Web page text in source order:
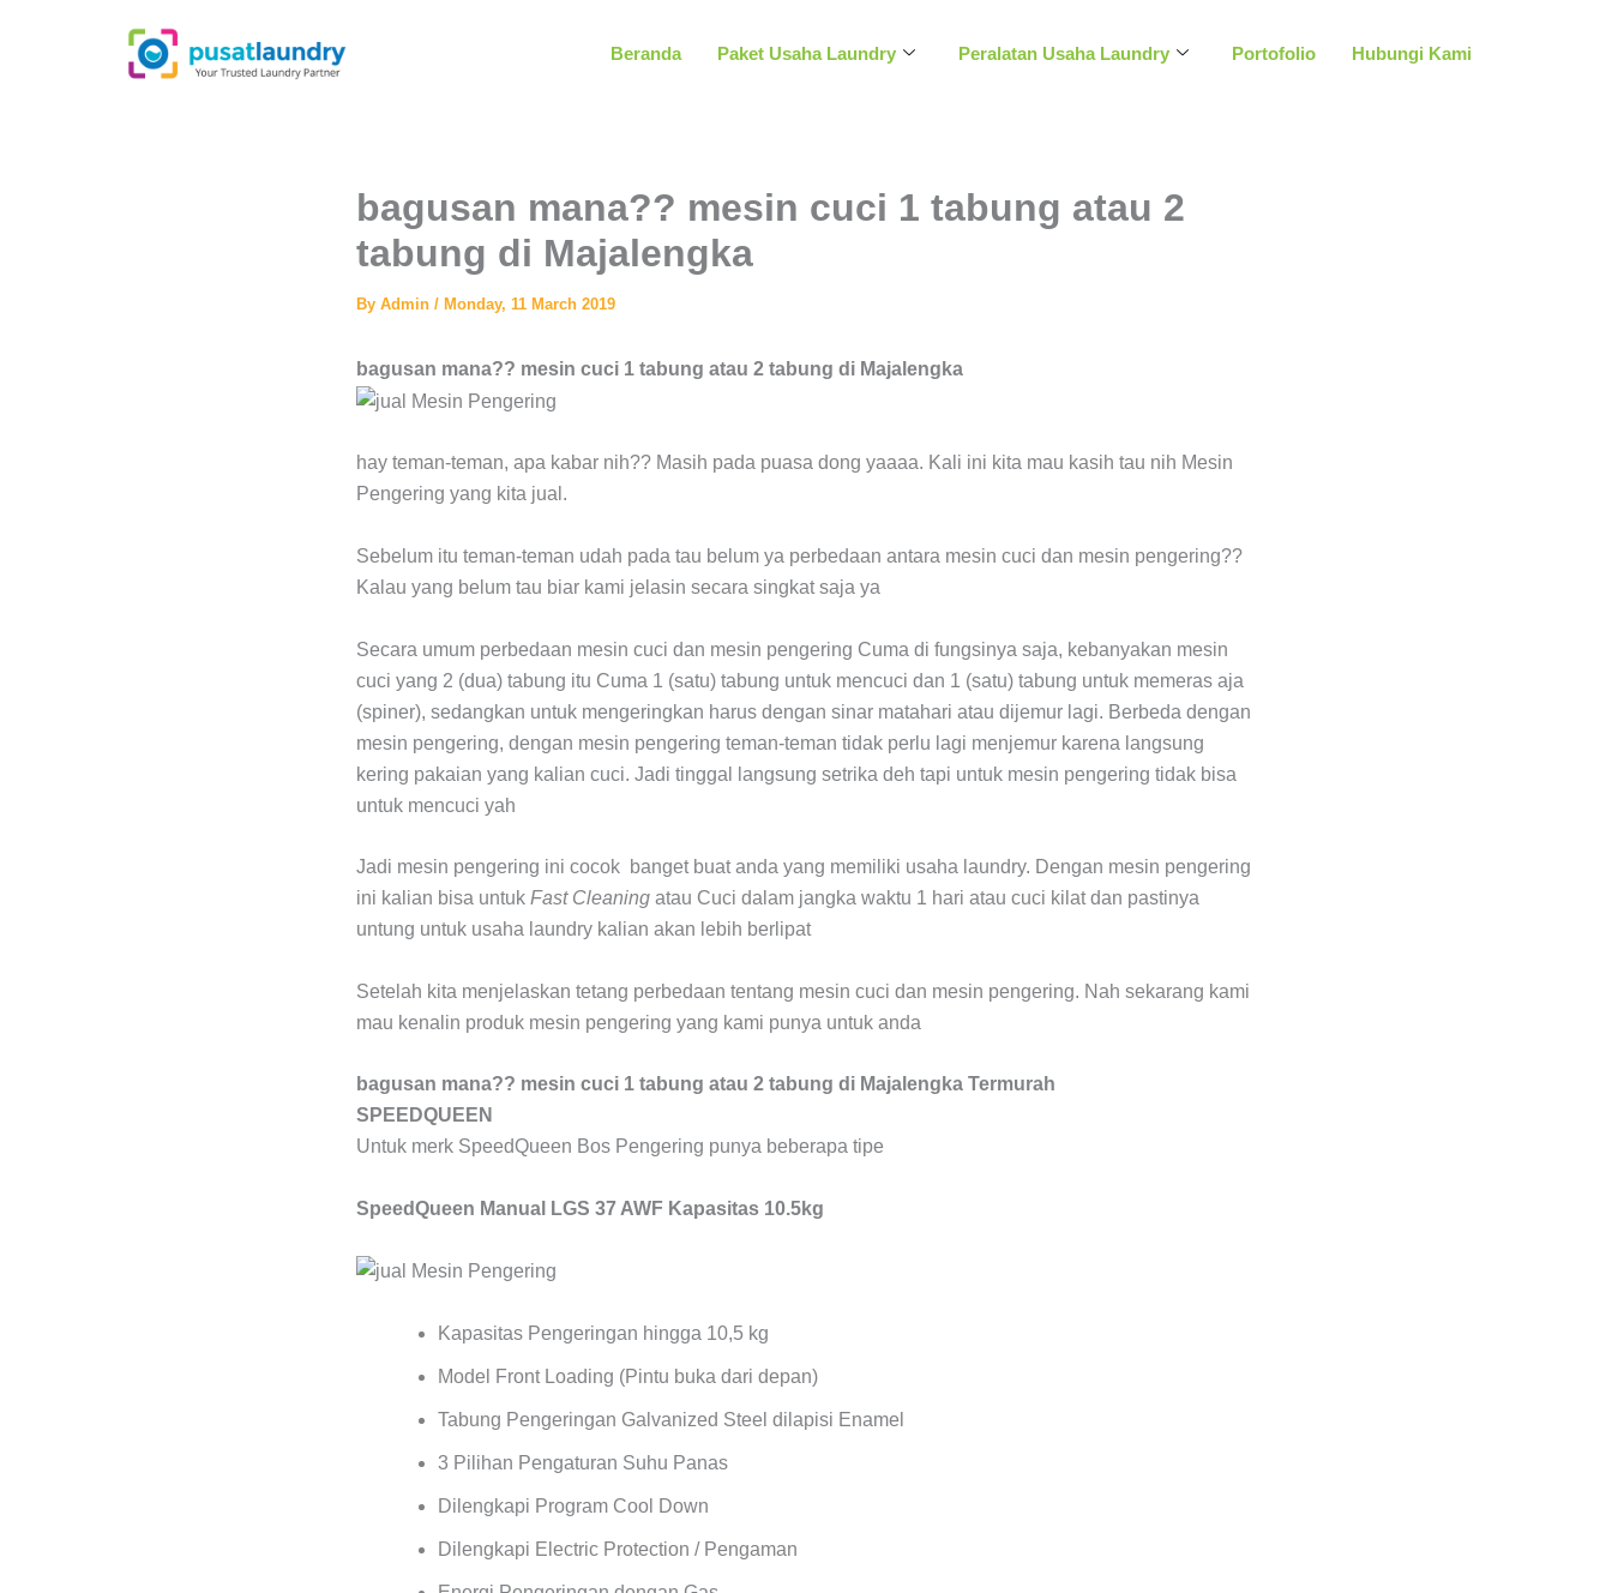
Beranda Paket Usaha Laundry Peralatan Usaha Laundry Portofolio Hubungi Kami
bagusan mana?? mesin cuci 1 tabung atau 2
tabung di Majalengka
By Admin / Monday, 11 March 2019
bagusan mana?? mesin cuci 1 tabung atau 2 tabung di Majalengka
hay teman-teman, apa kabar nih?? Masih pada puasa dong yaaaa. Kali ini kita mau kasih tau nih Mesin
Pengering yang kita jual.
Sebelum itu teman-teman udah pada tau belum ya perbedaan antara mesin cuci dan mesin pengering??
Kalau yang belum tau biar kami jelasin secara singkat saja ya
Secara umum perbedaan mesin cuci dan mesin pengering Cuma di fungsinya saja, kebanyakan mesin
cuci yang 2 (dua) tabung itu Cuma 1 (satu) tabung untuk mencuci dan 1 (satu) tabung untuk memeras aja
(spiner), sedangkan untuk mengeringkan harus dengan sinar matahari atau dijemur lagi. Berbeda dengan
mesin pengering, dengan mesin pengering teman-teman tidak perlu lagi menjemur karena langsung
kering pakaian yang kalian cuci. Jadi tinggal langsung setrika deh tapi untuk mesin pengering tidak bisa
untuk mencuci yah
Jadi mesin pengering ini cocok banget buat anda yang memiliki usaha laundry. Dengan mesin pengering
ini kalian bisa untuk Fast Cleaning atau Cuci dalam jangka waktu 1 hari atau cuci kilat dan pastinya
untung untuk usaha laundry kalian akan lebih berlipat
Setelah kita menjelaskan tetang perbedaan tentang mesin cuci dan mesin pengering. Nah sekarang kami
mau kenalin produk mesin pengering yang kami punya untuk anda
bagusan mana?? mesin cuci 1 tabung atau 2 tabung di Majalengka Termurah
SPEEDQUEEN
Untuk merk SpeedQueen Bos Pengering punya beberapa tipe
SpeedQueen Manual LGS 37 AWF Kapasitas 10.5kg
Kapasitas Pengeringan hingga 10,5 kg
Model Front Loading (Pintu buka dari depan)
Tabung Pengeringan Galvanized Steel dilapisi Enamel
3 Pilihan Pengaturan Suhu Panas
Dilengkapi Program Cool Down
Dilengkapi Electric Protection / Pengaman